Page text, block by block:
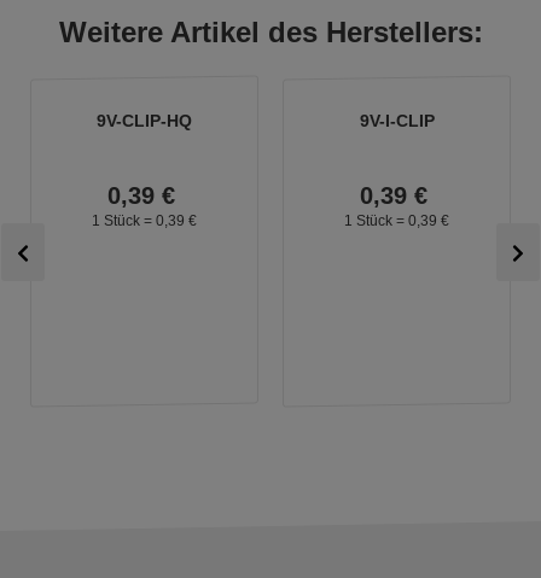
Weitere Artikel des Herstellers:
9V-CLIP-HQ
0,39 €
1 Stück = 0, 39 €
9V-I-CLIP
0,39 €
1 Stück = 0, 39 €